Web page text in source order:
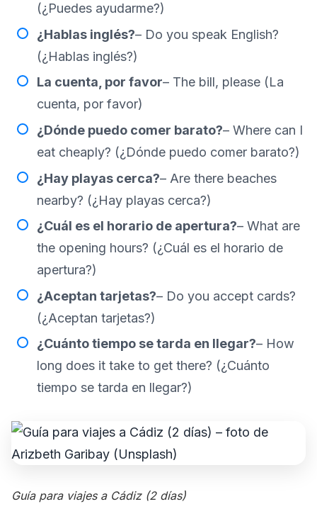
(¿Puedes ayudarme?)
¿Hablas inglés?– Do you speak English?
(¿Hablas inglés?)
La cuenta, por favor– The bill, please (La
cuenta, por favor)
¿Dónde puedo comer barato?– Where can I
eat cheaply? (¿Dónde puedo comer barato?)
¿Hay playas cerca?– Are there beaches
nearby? (¿Hay playas cerca?)
¿Cuál es el horario de apertura?– What are
the opening hours? (¿Cuál es el horario de
apertura?)
¿Aceptan tarjetas?– Do you accept cards?
(¿Aceptan tarjetas?)
¿Cuánto tiempo se tarda en llegar?– How
long does it take to get there? (¿Cuánto
tiempo se tarda en llegar?)
Guía para viajes a Cádiz (2 días)